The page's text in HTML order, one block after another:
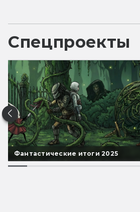
Спецпроекты
Фантастические итоги 2025